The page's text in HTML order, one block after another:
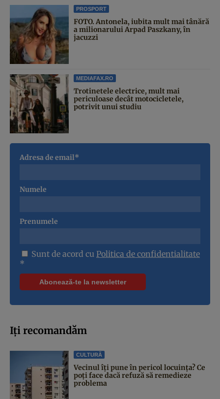
PROSPORT
FOTO. Antonela, iubita mult mai tânără
a milionarului Arpad Paszkany, în
jacuzzi
MEDIAFAX.RO
Trotinetele electrice, mult mai
periculoase decât motocicletele,
potrivit unui studiu
Adresa de email*
Numele
Prenumele
Sunt de acord cu Politica de confidentialitate
*
Iți recomandăm
CULTURĂ
Vecinul îți pune în pericol locuința? Ce
poți face dacă refuză să remedieze
problema